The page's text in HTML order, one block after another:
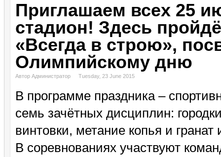
Приглашаем всех 25
стадион! Здесь
«Всегда в строю»,
Олимпийскому дню
Автор Администратор Tuesday, 23 June 2015
В программе праздника –
семь зачётных дисциплин:
винтовки, метание копья и гранат
В соревнованиях участвуют